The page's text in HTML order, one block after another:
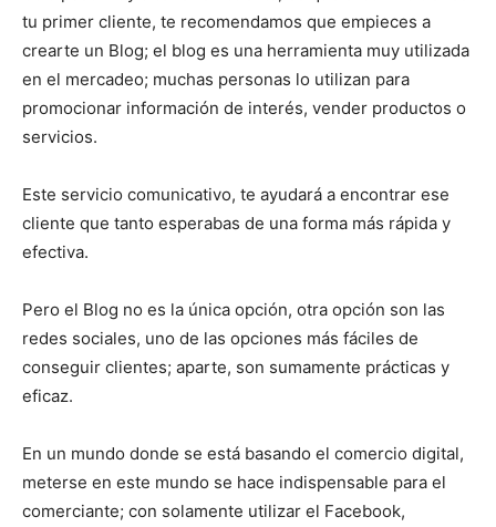
tu primer cliente, te recomendamos que empieces a
crearte un Blog; el blog es una herramienta muy utilizada
en el mercadeo; muchas personas lo utilizan para
promocionar información de interés, vender productos o
servicios.
Este servicio comunicativo, te ayudará a encontrar ese
cliente que tanto esperabas de una forma más rápida y
efectiva.
Pero el Blog no es la única opción, otra opción son las
redes sociales, uno de las opciones más fáciles de
conseguir clientes; aparte, son sumamente prácticas y
eficaz.
En un mundo donde se está basando el comercio digital,
meterse en este mundo se hace indispensable para el
comerciante; con solamente utilizar el Facebook,